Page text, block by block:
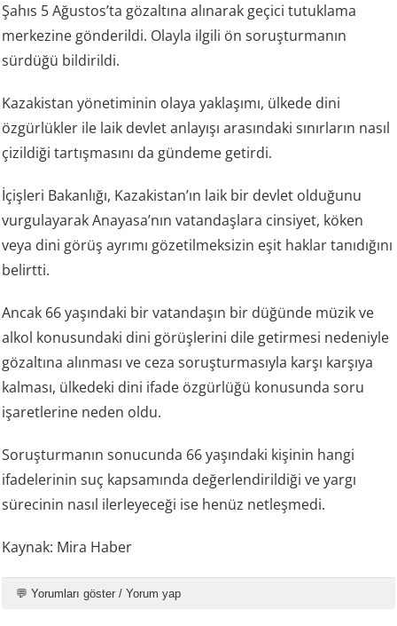
Şahıs 5 Ağustos’ta gözaltına alınarak geçici tutuklama
merkezine gönderildi. Olayla ilgili ön soruşturmanın
sürdüğü bildirildi.
Kazakistan yönetiminin olaya yaklaşımı, ülkede dini
özgürlükler ile laik devlet anlayışı arasındaki sınırların nasıl
çizildiği tartışmasını da gündeme getirdi.
İçişleri Bakanlığı, Kazakistan’ın laik bir devlet olduğunu
vurgulayarak Anayasa’nın vatandaşlara cinsiyet, köken
veya dini görüş ayrımı gözetilmeksizin eşit haklar tanıdığını
belirtti.
Ancak 66 yaşındaki bir vatandaşın bir düğünde müzik ve
alkol konusundaki dini görüşlerini dile getirmesi nedeniyle
gözaltına alınması ve ceza soruşturmasıyla karşı karşıya
kalması, ülkedeki dini ifade özgürlüğü konusunda soru
işaretlerine neden oldu.
Soruşturmanın sonucunda 66 yaşındaki kişinin hangi
ifadelerinin suç kapsamında değerlendirildiği ve yargı
sürecinin nasıl ilerleyeceği ise henüz netleşmedi.
Kaynak: Mira Haber
💬 Yorumları göster / Yorum yap